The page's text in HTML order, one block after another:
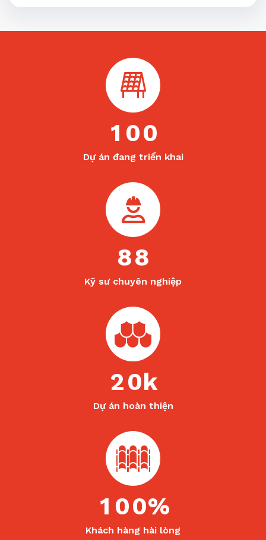
1 00
Dự án đang triển khai
88
Kỹ sư chuyên nghiệp
20k
Dự án hoàn thiện
1 00%
Khách hàng hài lòng